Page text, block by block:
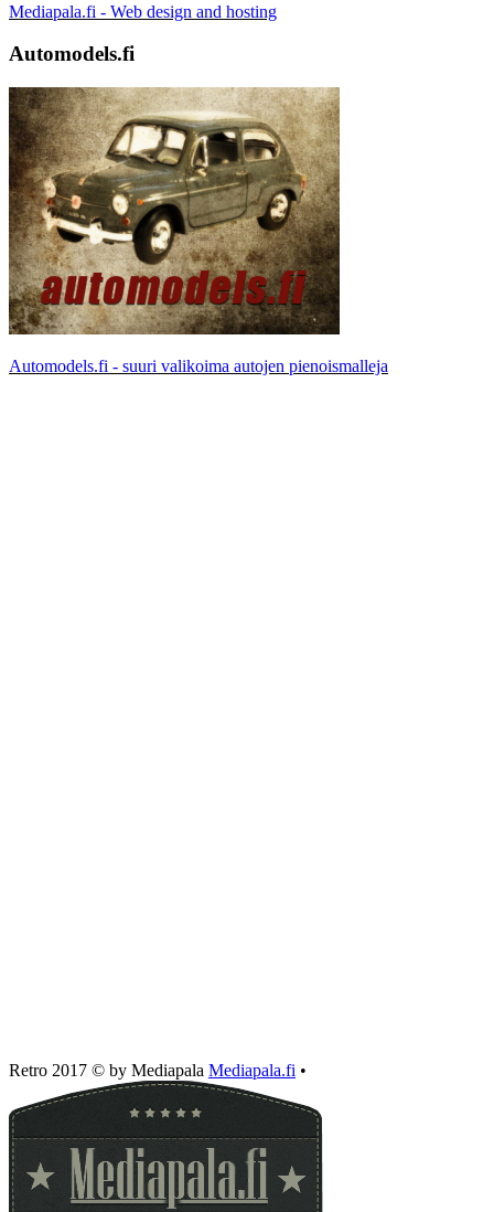
Mediapala.fi - Web design and hosting
Automodels.fi
Automodels.fi - suuri valikoima autojen pienoismalleja
Retro 2017 © by Mediapala Mediapala.fi •